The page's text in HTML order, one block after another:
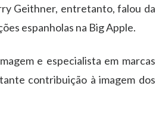
Geithner, entretanto, falou da
espanholas na Big Apple.
e especialista em marcas
contribuição à imagem dos